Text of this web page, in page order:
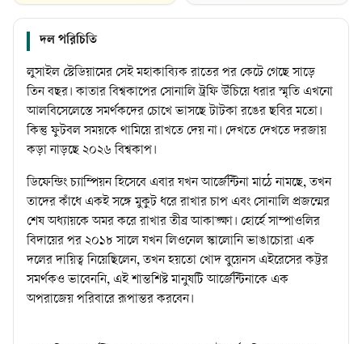
দল পরিচিতি
লুসাইল স্টেডিয়ামের সেই মহাকাব্যিক রাতের পর কেটে গেছে সাড়ে
তিন বছর। কাতার বিশ্বকাপের সোনালি ট্রফি উঁচিয়ে ধরার স্মৃতি এখনো
আলবিসেলেস্তে সমর্থকদের চোখে ভাসছে টাটকা রঙের ছবির মতো।
কিন্তু ফুটবল সময়কে থামিয়ে রাখতে দেয় না। দেখতে দেখতে দরজায়
কড়া নাড়ছে ২০২৬ বিশ্বকাপ।
ডিফেন্ডিং চ্যাম্পিয়ন হিসেবে এবার যখন আর্জেন্টিনা মাঠে নামছে, তখন
তাদের কাঁধে একই সঙ্গে মুকুট ধরে রাখার চাপ এবং সোনালি প্রজন্মের
শেষ অধ্যায়কে অমর করে রাখার তীব্র আকাঙ্ক্ষা। হোর্হে সাম্পাওলির
বিদায়ের পর ২০১৮ সালে যখন লিওনেল স্কালোনি ভাঙাচোরা এক
দলের দায়িত্ব নিয়েছিলেন, তখন হয়তো খোদ বুয়েনস এইরেসের কট্টর
সমর্থকও ভাবেননি, এই শান্তশিষ্ট মানুষটি আর্জেন্টিনাকে এক
অপরাজেয় পরিবারে রূপান্তর করবেন।